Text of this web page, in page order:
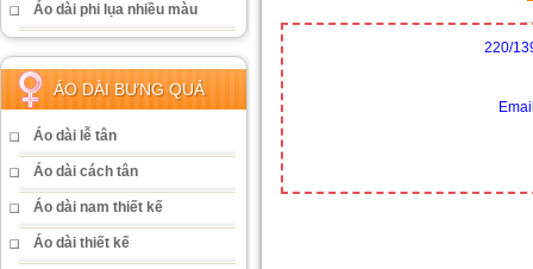
Áo dài phi lụa nhiều màu
ÁO DÀI BƯNG QUẢ
Áo dài lễ tân
Áo dài cách tân
Áo dài nam thiết kế
Áo dài thiết kế
220/